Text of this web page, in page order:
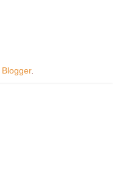
Blogger.